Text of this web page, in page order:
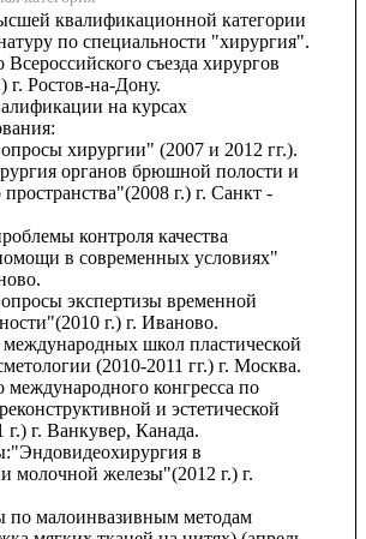
квалификационной категории
по специальности "хирургия".
съезда хирургов
г. Ростов-на-Дону.
на курсах
хирургии" (2007 и 2012 гг.).
органов брюшной полости и
г.) г. Санкт -
контроля качества
в современных условиях"
экспертизы временной
г.) г. Иваново.
школ пластической
(2010-2011 гг.) г. Москва.
международного конгресса по
и эстетической
г.) г. Ванкувер, Канада.
в
молочной железы"(2012 г.) г.
по малоинвазивным методам